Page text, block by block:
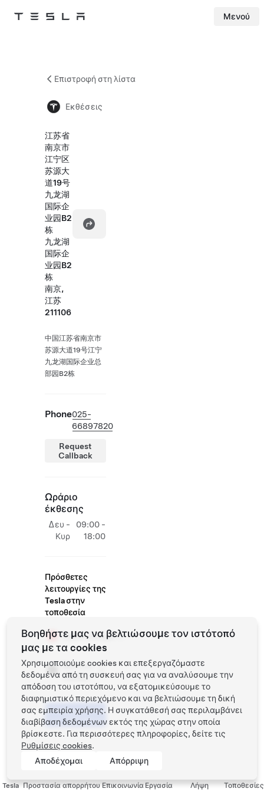
Tesla Μενού
Επιστροφή στη λίστα
Εκθέσεις
江苏省
南京市
江宁区
苏源大
道19号
九龙湖
国际企
业园B2
栋
九龙湖
国际企
业园B2
栋
南京,
江苏
211106
中国江苏省南京市
苏源大道19号江宁
九龙湖国际企业总
部园B2栋
Phone025-
66897820
Request
Callback
Ωράριο
έκθεσης
Δευ -
Κυρ
09:00 -
18:00
Πρόσθετες
λειτουργίες της
Tesla στην
τοποθεσία
Supercharger
Service
Center
Προγραμματίστε
ένα Test Drive
Tesla Προστασία απορρήτου Επικοινωνία Εργασία Λήψη Τοποθεσίες
Βοηθήστε μας να βελτιώσουμε τον ιστότοπό
μας με τα cookies
Χρησιμοποιούμε cookies και επεξεργαζόμαστε
δεδομένα από τη συσκευή σας για να αναλύσουμε την
απόδοση του ιστοτόπου, να εξατομικεύσουμε το
διαφημιστικό περιεχόμενο και να βελτιώσουμε τη δική
σας εμπειρία χρήσης. Η συγκατάθεσή σας περιλαμβάνει
διαβίβαση δεδομένων εκτός της χώρας στην οποία
βρίσκεστε. Για περισσότερες πληροφορίες, δείτε τις
Ρυθμίσεις cookies.
Αποδέχομαι
Απόρριψη